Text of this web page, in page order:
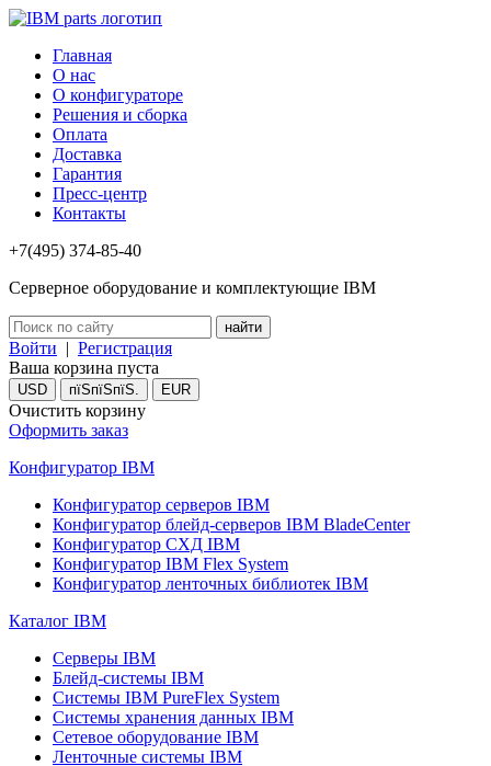
Главная
О нас
О конфигураторе
Решения и сборка
Оплата
Доставка
Гарантия
Пресс-центр
Контакты
+7(495) 374-85-40
Серверное оборудование и комплектующие IBM
Войти | Регистрация
Ваша корзина пуста
USD пїЅпїЅпїЅ. EUR
Очистить корзину
Оформить заказ
Конфигуратор IBM
Конфигуратор серверов IBM
Конфигуратор блейд-серверов IBM BladeCenter
Конфигуратор СХД IBM
Конфигуратор IBM Flex System
Конфигуратор ленточных библиотек IBM
Каталог IBM
Серверы IBM
Блейд-системы IBM
Системы IBM PureFlex System
Системы хранения данных IBM
Сетевое оборудование IBM
Ленточные системы IBM